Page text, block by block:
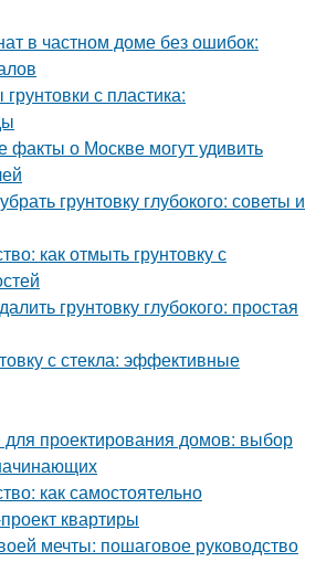
в частном доме без ошибок:
с пластика:
факты о Москве могут удивить
грунтовку глубокого: советы и
как отмыть грунтовку с
грунтовку глубокого: простая
с стекла: эффективные
проектирования домов: выбор
как самостоятельно
квартиры
мечты: пошаговое руководство